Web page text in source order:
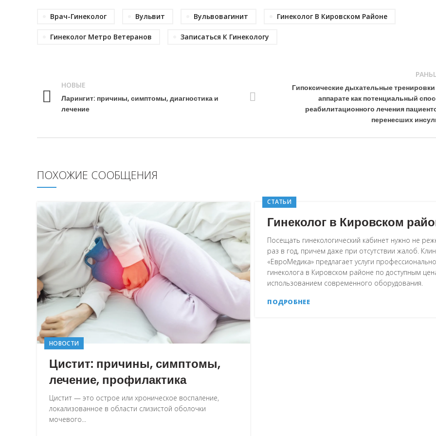
Врач-Гинеколог Вульвит Вульвовагинит Гинеколог В Кировском Районе
Гинеколог Метро Ветеранов Записаться К Гинекологу
НОВЫЕ
Ларингит: причины, симптомы, диагностика и
лечение
Гипоксические дыхательные тренировки
аппарате как потенциальный
реабилитационного лечения
перенесших
ПОХОЖИЕ СООБЩЕНИЯ
НОВОСТИ
Цистит: причины, симптомы,
лечение, профилактика
Цистит — это острое или хроническое воспаление,
локализованное в области слизистой оболочки
мочевого...
СТАТЬИ
Гинеколог в Кировском
Посещать гинекологический кабинет нужно не
раз в год, причем даже при отсутствии жалоб.
«ЕвроМедика» предлагает услуги
гинеколога в Кировском районе по доступным
использованием современного оборудования.
ПОДРОБНЕЕ